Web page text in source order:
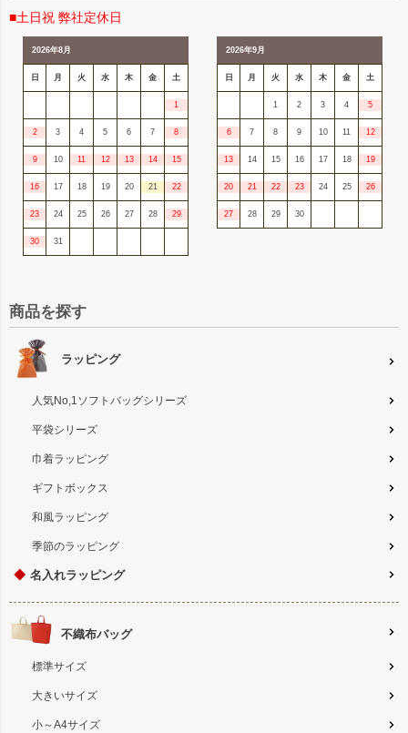
■土日祝 弊社定休日
2026年8月
日 月 火 水 木 金 土
1
2 3 4 5 6 7 8
9 10 11 12 13 14 15
16 17 18 19 20 21 22
23 24 25 26 27 28 29
30 31
2026年9月
日 月 火 水 木 金 土
1 2 3 4 5
6 7 8 9 10 11 12
13 14 15 16 17 18 19
20 21 22 23 24 25 26
27 28 29 30
商品を探す
ラッピング
人気No,1ソフトバッグシリーズ
平袋シリーズ
巾着ラッピング
ギフトボックス
和風ラッピング
季節のラッピング
◆ 名入れラッピング
不織布バッグ
標準サイズ
大きいサイズ
小～A4サイズ